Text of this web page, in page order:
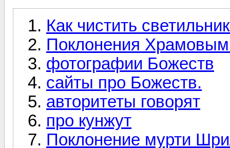
Как чистить
Поклонения
фотографии Божеств
сайты про Божеств.
авторитеты говорят
про кунжут
Поклонение мурти